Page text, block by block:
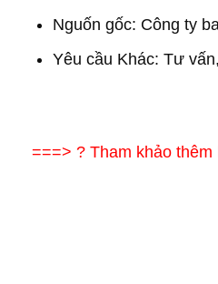
Nguốn gốc: Công ty
Yêu cầu Khác: Tư
===> ? Tham khảo thêm